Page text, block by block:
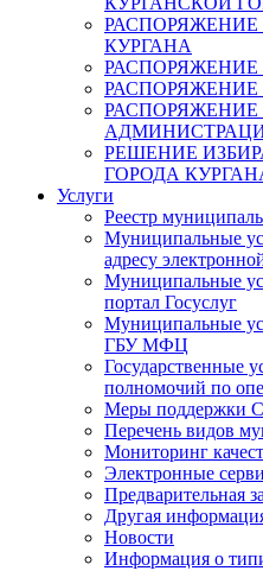
КУРГАНА
РАСПОРЯЖЕНИЕ
РАСПОРЯЖЕНИЕ
РАСПОРЯЖЕНИЕ
РЕШЕНИЕ
ГОРОДА
Услуги
Реестр
Муниципальные
адресу
Муниципальные
портал Госуслуг
Муниципальные
ГБУ МФЦ
Государственные
полномочий по
Меры поддержки
Перечень видов
Мониторинг
Электронные
Предварительная
Другая
Новости
Информация о